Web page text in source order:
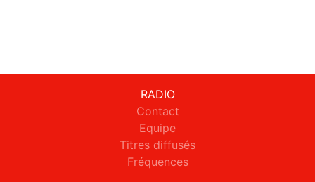
RADIO
Contact
Equipe
Titres diffusés
Fréquences